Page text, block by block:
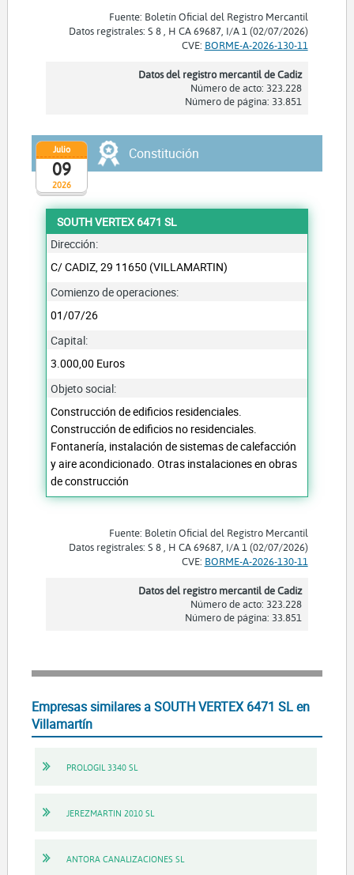
Fuente: Boletín Oficial del Registro Mercantil
Datos registrales: S 8 , H CA 69687, I/A 1 (02/07/2026)
CVE: BORME-A-2026-130-11
Datos del registro mercantil de Cadiz
Número de acto: 323.228
Número de página: 33.851
2026
Julio
09
Constitución
SOUTH VERTEX 6471 SL
Dirección:
C/ CADIZ, 29 11650 (VILLAMARTIN)
Comienzo de operaciones:
01/07/26
Capital:
3.000,00 Euros
Objeto social:
Construcción de edificios residenciales.
Construcción de edificios no residenciales.
Fontanería, instalación de sistemas de calefacción
y aire acondicionado. Otras instalaciones en obras
de construcción
Fuente: Boletín Oficial del Registro Mercantil
Datos registrales: S 8 , H CA 69687, I/A 1 (02/07/2026)
CVE: BORME-A-2026-130-11
Datos del registro mercantil de Cadiz
Número de acto: 323.228
Número de página: 33.851
Empresas similares a SOUTH VERTEX 6471 SL en
Villamartín
PROLOGIL 3340 SL
JEREZMARTIN 2010 SL
ANTORA CANALIZACIONES SL